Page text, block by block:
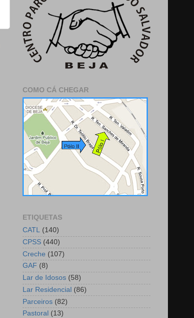
COMO CÁ CHEGAR
ETIQUETAS
CATL (140)
CPSS (440)
Creche (107)
GAF (8)
Lar de Idosos (58)
Lar Residencial (86)
Parceiros (82)
Pastoral (13)